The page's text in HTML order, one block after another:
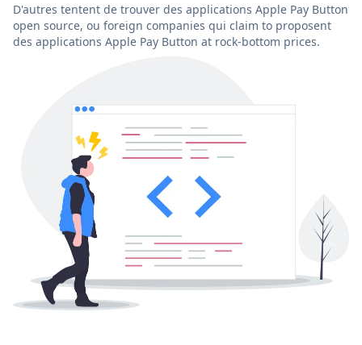
D'autres tentent de trouver des applications Apple Pay Button
open source, ou foreign companies qui claim to proposent
des applications Apple Pay Button at rock-bottom prices.